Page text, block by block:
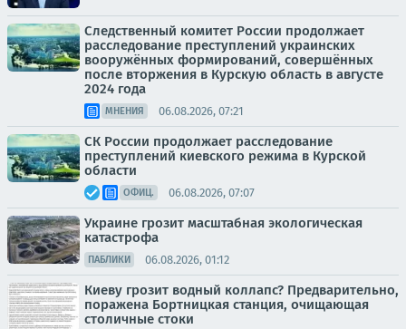
Следственный комитет России продолжает
расследование преступлений украинских
вооружённых формирований, совершённых
после вторжения в Курскую область в августе
2024 года
МНЕНИЯ 06.08.2026, 07:21
СК России продолжает расследование
преступлений киевского режима в Курской
области
ОФИЦ. 06.08.2026, 07:07
Украине грозит масштабная экологическая
катастрофа
ПАБЛИКИ 06.08.2026, 01:12
Киеву грозит водный коллапс? Предварительно,
поражена Бортницкая станция, очищающая
столичные стоки